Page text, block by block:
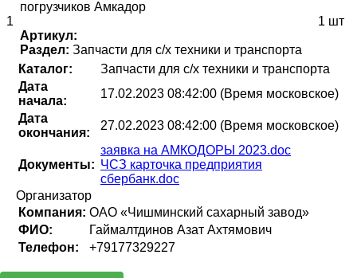
1
погрузчиков Амкадор
Артикул:
Раздел: Запчасти для с/х техники и транспорта
1 шт
Каталог:
Запчасти для с/х техники и транспорта
Дата
начала:
17.02.2023 08:42:00 (Время московское)
Дата
окончания:
27.02.2023 08:42:00 (Время московское)
Документы:
заявка на АМКОДОРЫ 2023.doc
ЧСЗ карточка предприятия
сбербанк.doc
Организатор
Компания: ОАО «Чишминский сахарный завод»
ФИО:
Гаймалтдинов Азат Ахтямович
Телефон:
+79177329227